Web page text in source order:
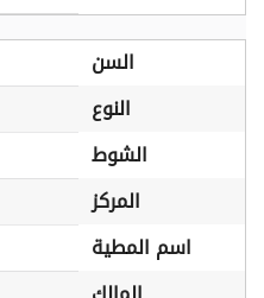
السن
النوع
الشوط
المركز
اسم المطية